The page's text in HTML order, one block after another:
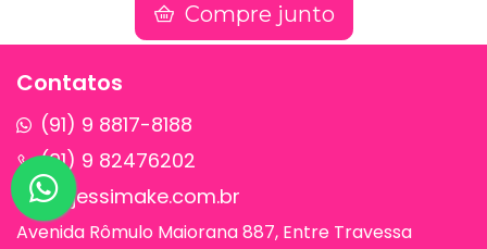
Compre junto
Contatos
(91) 9 8817-8188
(91) 9 82476202
sac@jessimake.com.br
Avenida Rômulo Maiorana 887, Entre Travessa